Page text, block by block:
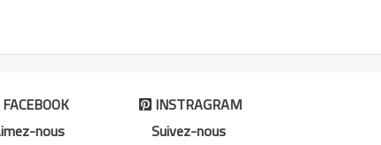
FACEBOOK
nous
INSTRAGRAM
Suivez-nous